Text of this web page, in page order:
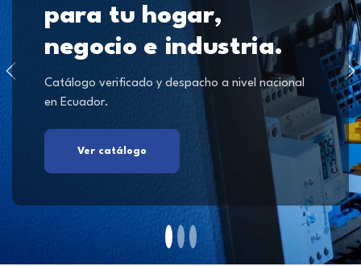
para tu hogar,
negocio e industria.
Catálogo verificado y despacho a nivel nacional
en Ecuador.
Ver catálogo